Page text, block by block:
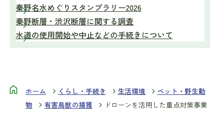
秦野名水めぐりスタンプラリー2026
秦野断層・渋沢断層に関する調査
水道の使用開始や中止などの手続きについて
ホーム くらし・手続き 生活環境
ペット・野生動
物
有害鳥獣の捕獲 ドローンを活用した重点対策事業